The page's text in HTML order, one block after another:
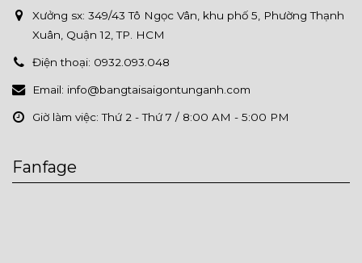
Xưởng sx: 349/43 Tô Ngọc Vân, khu phố 5, Phường Thạnh
Xuân, Quận 12, TP. HCM
Điện thoại: 0932.093.048
Email: info@bangtaisaigontunganh.com
Giờ làm việc: Thứ 2 - Thứ 7 / 8:00 AM - 5:00 PM
Fanfage